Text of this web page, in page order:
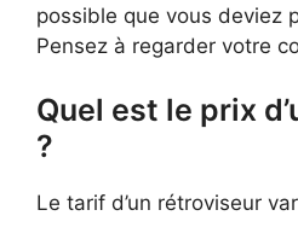
possible que vous deviez
Pensez à regarder votre
Quel est le prix
?
Le tarif d’un rétroviseur